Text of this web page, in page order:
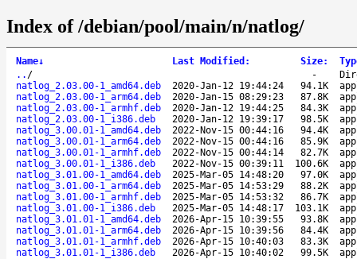
Index of /debian/pool/main/n/natlog/
Name↓ Last Modified : Size:
.. / -
natlog_2.03.00-1_amd64.deb
2020-Jan-12 19:44:24 94.1K
natlog_2.03.00-1_arm64.deb
2020-Jan-15 08:29:23 87.8K
natlog_2.03.00-1_armhf.deb
2020-Jan-12 19:44:25 84.3K
natlog_2.03.00-1_i386.deb
2020-Jan-12 19:39:17 98.5K
natlog_3.00.01-1_amd64.deb
2022-Nov-15 00:44:16 94.4K
natlog_3.00.01-1_arm64.deb
2022-Nov-15 00:44:16 85.9K
natlog_3.00.01-1_armhf.deb
2022-Nov-15 00:44:14 82.7K
natlog_3.00.01-1_i386.deb
2022-Nov-15 00:39:11 100.6K
natlog_3.01.00-1_amd64.deb
2025-Mar-05 14:48:20 97.0K
natlog_3.01.00-1_arm64.deb
2025-Mar-05 14:53:29 88.2K
natlog_3.01.00-1_armhf.deb
2025-Mar-05 14:53:32 86.7K
natlog_3.01.00-1_i386.deb
2025-Mar-05 14:48:17 103.1K
natlog_3.01.01-1_amd64.deb
2026-Apr-15 10:39:55 93.8K
natlog_3.01.01-1_arm64.deb
2026-Apr-15 10:39:56 84.4K
natlog_3.01.01-1_armhf.deb
2026-Apr-15 10:40:03 83.3K
natlog_3.01.01-1_i386.deb
2026-Apr-15 10:40:02 99.5K